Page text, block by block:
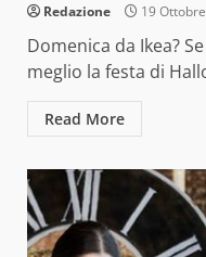
Redazione 19
Domenica da Ikea?
meglio la festa di
Read More